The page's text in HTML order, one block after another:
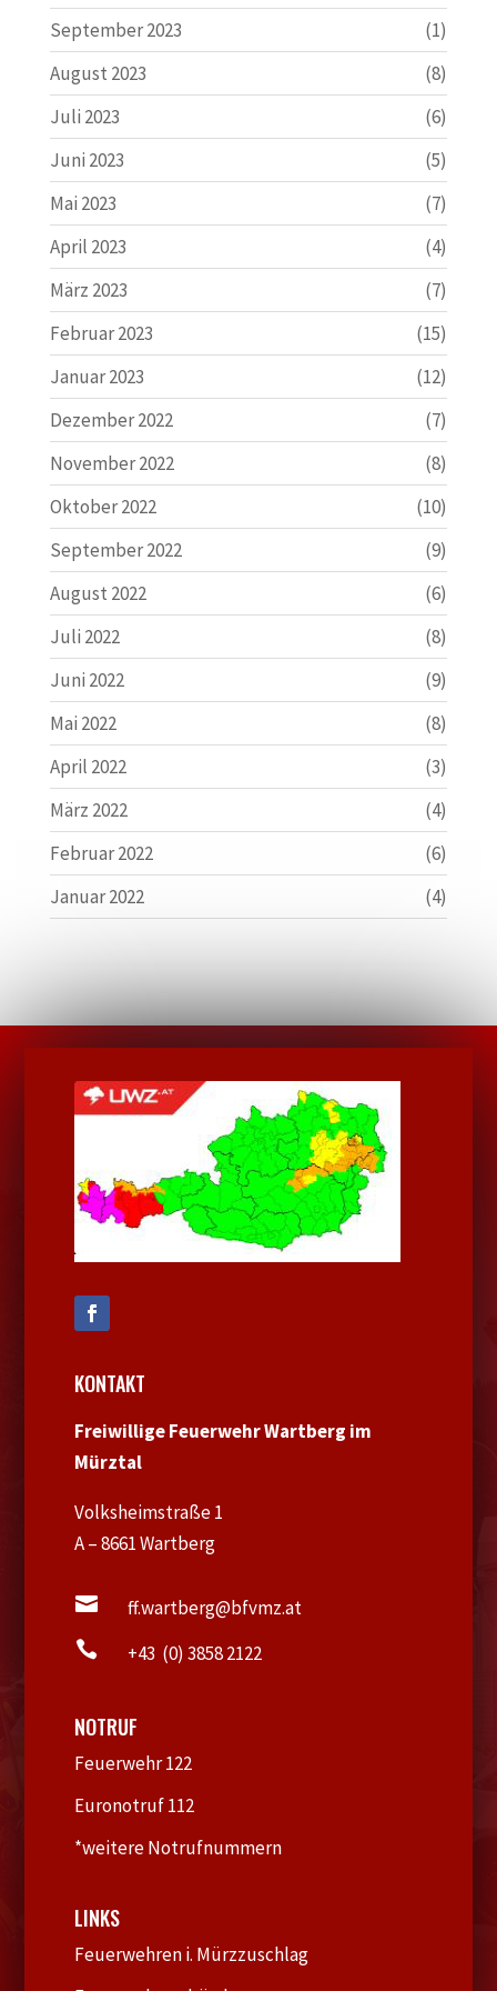
September 2023
(1)
August 2023
(8)
Juli 2023
(6)
Juni 2023
(5)
Mai 2023
(7)
April 2023
(4)
März 2023
(7)
Februar 2023
(15)
Januar 2023
(12)
Dezember 2022
(7)
November 2022
(8)
Oktober 2022
(10)
September 2022
(9)
August 2022
(6)
Juli 2022
(8)
Juni 2022
(9)
Mai 2022
(8)
April 2022
(3)
März 2022
(4)
Februar 2022
(6)
Januar 2022
(4)
KONTAKT
Freiwillige Feuerwehr Wartberg im
Mürztal
Volksheimstraße 1
A – 8661 Wartberg
 ff.wartberg@bfvmz.at
 +43 (0) 3858 2122
NOTRUF
Feuerwehr 122
Euronotruf 112
*weitere Notrufnummern
LINKS
Feuerwehren i. Mürzzuschlag